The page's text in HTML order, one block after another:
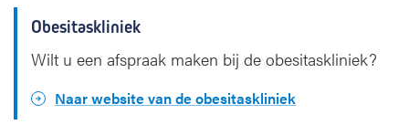
Obesitaskliniek
Wilt u een afspraak maken bij de obesitaskliniek?
Naar website van de obesitaskliniek